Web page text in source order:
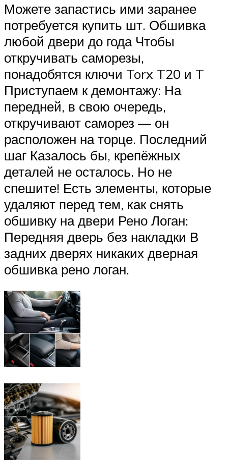
Можете запастись ими заранее
потребуется купить шт. Обшивка
любой двери до года Чтобы
откручивать саморезы,
понадобятся ключи Torx T20 и T
Приступаем к демонтажу: На
передней, в свою очередь,
откручивают саморез — он
расположен на торце. Последний
шаг Казалось бы, крепёжных
деталей не осталось. Но не
спешите! Есть элементы, которые
удаляют перед тем, как снять
обшивку на двери Рено Логан:
Передняя дверь без накладки В
задних дверях никаких дверная
обшивка рено логан.